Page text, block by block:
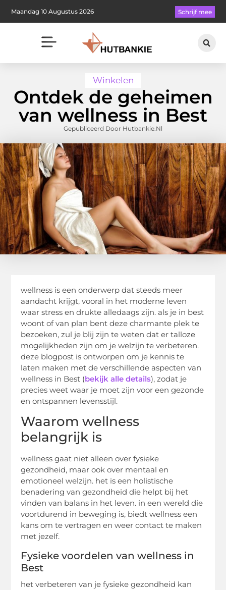
Maandag 10 Augustus 2026 Schrijf mee
Winkelen
Ontdek de geheimen
van wellness in Best
Gepubliceerd Door Hutbankie.nl
wellness is een onderwerp dat steeds meer
aandacht krijgt, vooral in het moderne leven
waar stress en drukte alledaags zijn. als je in best
woont of van plan bent deze charmante plek te
bezoeken, zul je blij zijn te weten dat er talloze
mogelijkheden zijn om je welzijn te verbeteren.
deze blogpost is ontworpen om je kennis te
laten maken met de verschillende aspecten van
wellness in Best (bekijk alle details), zodat je
precies weet waar je moet zijn voor een gezonde
en ontspannen levensstijl.
Waarom wellness
belangrijk is
wellness gaat niet alleen over fysieke
gezondheid, maar ook over mentaal en
emotioneel welzijn. het is een holistische
benadering van gezondheid die helpt bij het
vinden van balans in het leven. in een wereld die
voortdurend in beweging is, biedt wellness een
kans om te vertragen en weer contact te maken
met jezelf.
Fysieke voordelen van wellness in
Best
het verbeteren van je fysieke gezondheid kan